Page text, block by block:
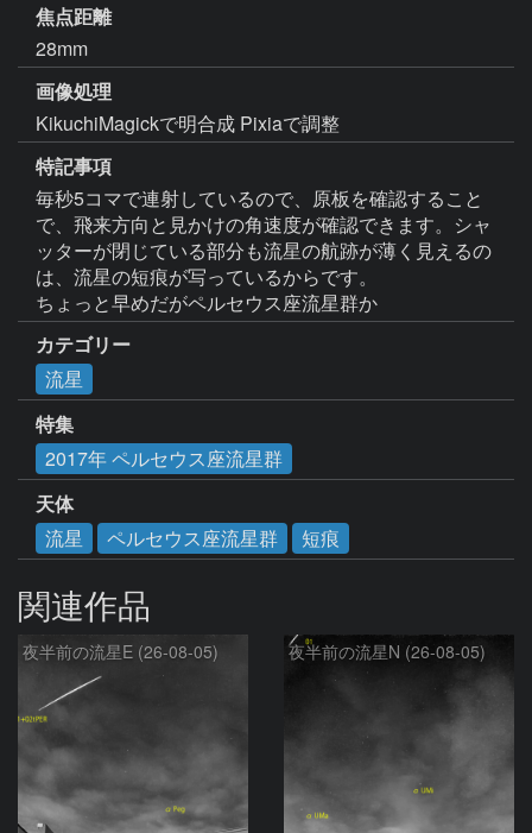
焦点距離
28mm
画像処理
KikuchiMagickで明合成 Pixiaで調整
特記事項
毎秒5コマで連射しているので、原板を確認すること
で、飛来方向と見かけの角速度が確認できます。シャ
ッターが閉じている部分も流星の航跡が薄く見えるの
は、流星の短痕が写っているからです。
ちょっと早めだがペルセウス座流星群か
カテゴリー
流星
特集
2017年 ペルセウス座流星群
天体
流星
ペルセウス座流星群 短痕
関連作品
夜半前の流星E (26-08-05) 夜半前の流星N (26-08-05)